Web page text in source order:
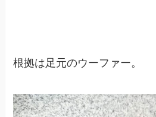
根拠は足元のウーファー。